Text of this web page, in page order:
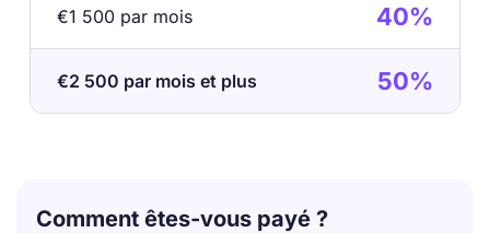
€1 500 par mois 40%
€2 500 par mois et plus 50%
Comment êtes-vous payé ?